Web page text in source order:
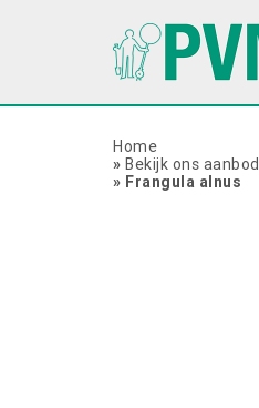
Home
» Bekijk ons aanbod
» Frangula alnus